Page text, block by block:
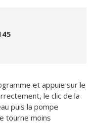
et appuie sur le
le clic de la
puis la pompe
tourne moins